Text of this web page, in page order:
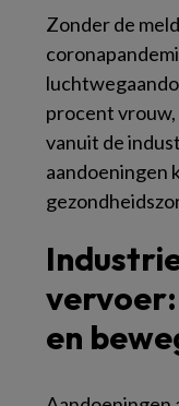
Zonder de
procent vrouw,
vanuit de
aandoeningen
en